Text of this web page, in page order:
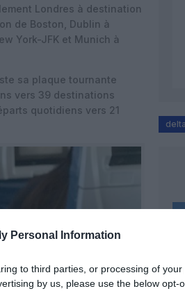
Personal Information
to third parties, or processing of
by us, please use the below opt-
Londres à destination
de Boston, Dublin à
York-JFK et Munich à
sa plaque tournante
vers 39 destinations
quotidiens vers 21